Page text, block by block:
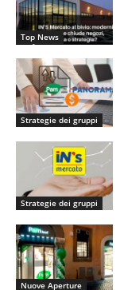
Top News
Strategie dei gruppi
Strategie dei gruppi
Nuove Aperture